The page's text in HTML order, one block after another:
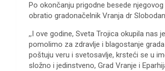
Po okončanju prigodne besede
obratio gradonačelnik Vranja dr
,,I ove godine, Sveta Trojica okupila nas
pomolimo za zdravlje i blagostanje
poštuju veru i svetosavlje, krsteći se u
složno i jedinstveno, Grad Vranje i